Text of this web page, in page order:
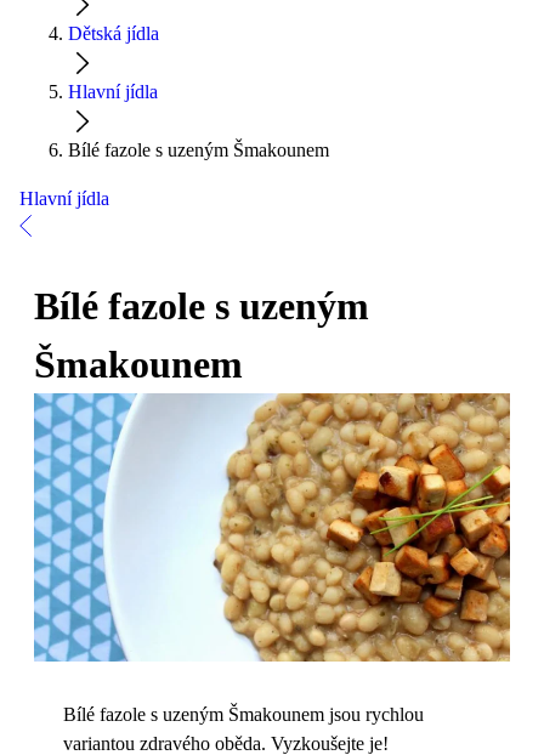
Dětská jídla
Hlavní jídla
Bílé fazole s uzeným Šmakounem
Hlavní jídla
Bílé fazole s uzeným
Šmakounem
Bílé fazole s uzeným Šmakounem jsou rychlou
variantou zdravého oběda. Vyzkoušejte je!